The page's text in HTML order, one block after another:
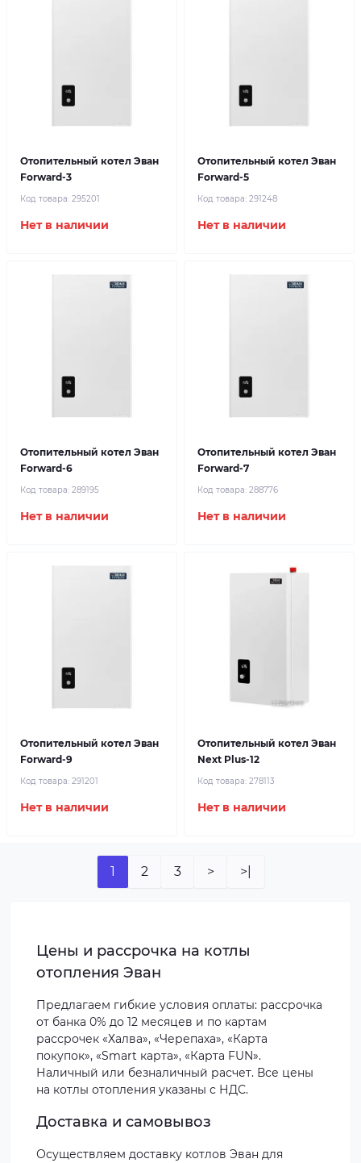
Отопительный котел Эван
Forward-3
Код товара: 295201
Нет в наличии
Отопительный котел Эван
Forward-5
Код товара: 291248
Нет в наличии
Отопительный котел Эван
Forward-6
Код товара: 289195
Нет в наличии
Отопительный котел Эван
Forward-7
Код товара: 288776
Нет в наличии
Отопительный котел Эван
Forward-9
Код товара: 291201
Нет в наличии
Отопительный котел Эван
Next Plus-12
Код товара: 278113
Нет в наличии
1 2 3 > >|
Цены и рассрочка на котлы
отопления Эван
Предлагаем гибкие условия оплаты: рассрочка
от банка 0% до 12 месяцев и по картам
рассрочек «Халва», «Черепаха», «Карта
покупок», «Smart карта», «Карта FUN».
Наличный или безналичный расчет. Все цены
на котлы отопления указаны с НДС.
Доставка и самовывоз
Осуществляем доставку котлов Эван для